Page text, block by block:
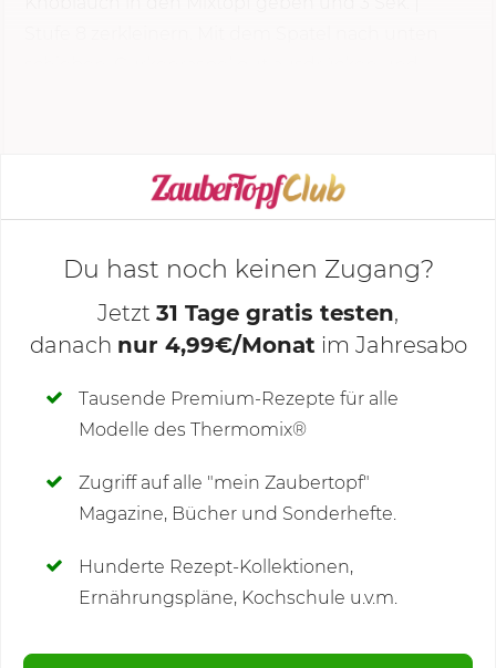
KOCHMODUS STARTEN
Deine Notizen
Du hast noch keinen Zugang?
Jetzt 31 Tage gratis testen,
danach nur 4,99€/Monat im Jahresabo
Tausende Premium-Rezepte für alle
Modelle des Thermomix®
Zugriff auf alle "mein Zaubertopf"
Magazine, Bücher und Sonderhefte.
Hunderte Rezept-Kollektionen,
Ernährungspläne, Kochschule u.v.m.
Kommentare(36)